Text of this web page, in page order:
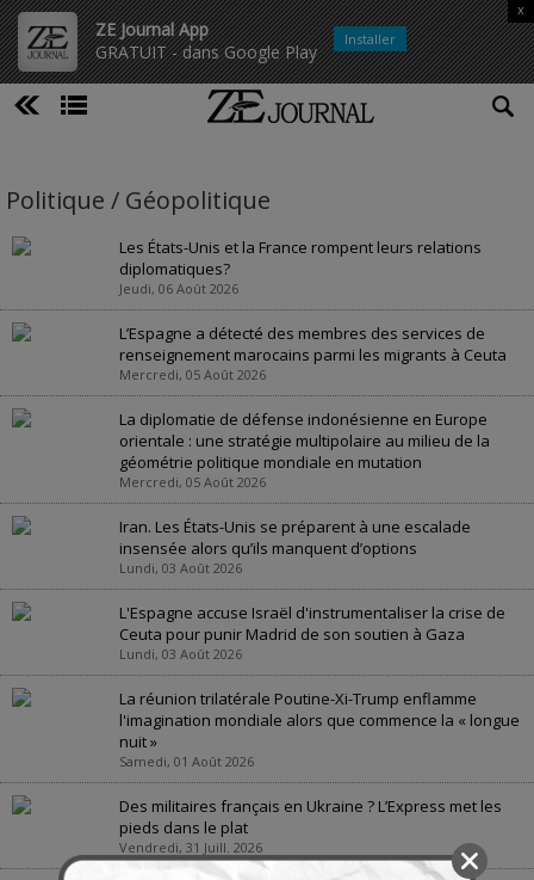
ZE Journal App
GRATUIT - dans Google Play
x
Installer
Politique / Géopolitique
Les États-Unis et la France rompent leurs relations
diplomatiques?
Jeudi, 06 Août 2026
L’Espagne a détecté des membres des services de
renseignement marocains parmi les migrants à Ceuta
Mercredi, 05 Août 2026
La diplomatie de défense indonésienne en Europe
orientale : une stratégie multipolaire au milieu de la
géométrie politique mondiale en mutation
Mercredi, 05 Août 2026
Iran. Les États-Unis se préparent à une escalade
insensée alors qu’ils manquent d’options
Lundi, 03 Août 2026
L'Espagne accuse Israël d'instrumentaliser la crise de
Ceuta pour punir Madrid de son soutien à Gaza
Lundi, 03 Août 2026
La réunion trilatérale Poutine-Xi-Trump enflamme
l'imagination mondiale alors que commence la « longue
nuit »
Samedi, 01 Août 2026
Des militaires français en Ukraine ? L’Express met les
pieds dans le plat
Vendredi, 31 Juill. 2026